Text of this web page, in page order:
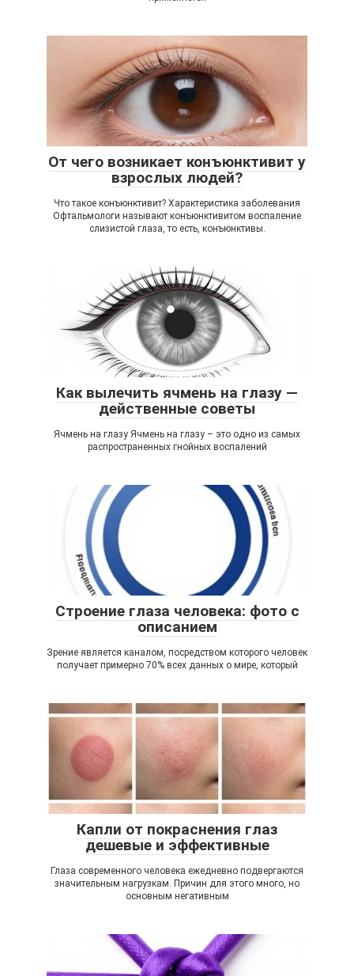
От чего возникает конъюнктивит у
взрослых людей?
Что такое конъюнктивит? Характеристика заболевания
Офтальмологи называют конъюнктивитом воспаление
слизистой глаза, то есть, конъюнктивы.
Как вылечить ячмень на глазу —
действенные советы
Ячмень на глазу Ячмень на глазу – это одно из самых
распространенных гнойных воспалений
Строение глаза человека: фото с
описанием
Зрение является каналом, посредством которого человек
получает примерно 70% всех данных о мире, который
Капли от покраснения глаз
дешевые и эффективные
Глаза современного человека ежедневно подвергаются
значительным нагрузкам. Причин для этого много, но
основным негативным